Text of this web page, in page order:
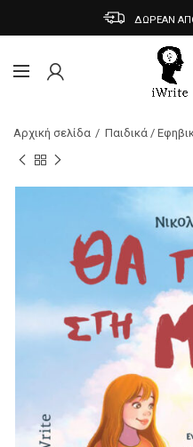
ΔΩΡΕΑΝ
Αρχική σελίδα Παιδικά /